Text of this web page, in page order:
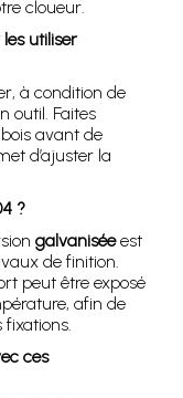
cloueur.
utiliser
à condition de
outil. Faites
avant de
d’ajuster la
?
galvaniséeest
de finition.
peut être exposé
afin de
ces